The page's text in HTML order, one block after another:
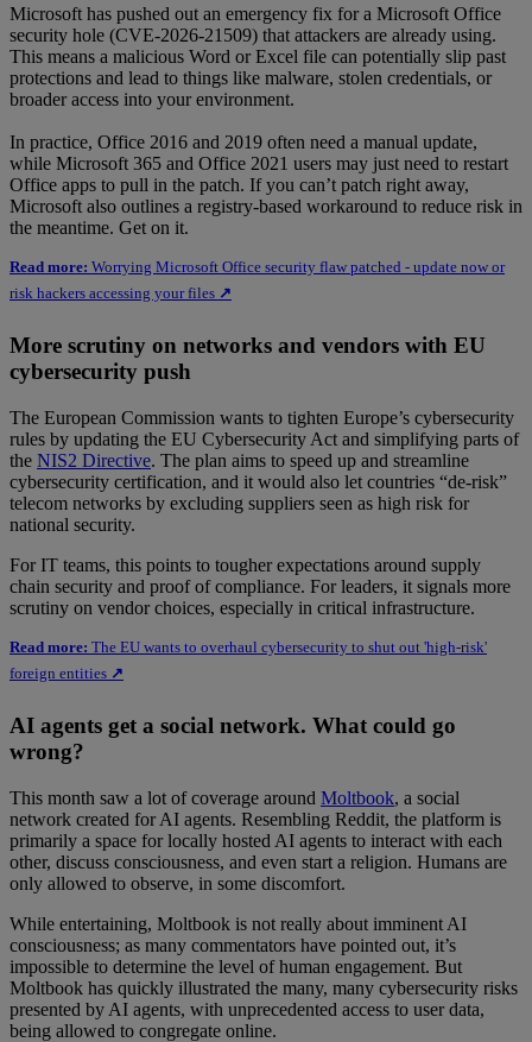
Microsoft has pushed out an emergency fix for a Microsoft Office
security hole (CVE-2026-21509) that attackers are already using.
This means a malicious Word or Excel file can potentially slip past
protections and lead to things like malware, stolen credentials, or
broader access into your environment.
In practice, Office 2016 and 2019 often need a manual update,
while Microsoft 365 and Office 2021 users may just need to restart
Office apps to pull in the patch. If you can’t patch right away,
Microsoft also outlines a registry-based workaround to reduce risk in
the meantime. Get on it.
Read more: Worrying Microsoft Office security flaw patched - update now or
risk hackers accessing your files ↗
More scrutiny on networks and vendors with EU
cybersecurity push
The European Commission wants to tighten Europe’s cybersecurity
rules by updating the EU Cybersecurity Act and simplifying parts of
the NIS2 Directive. The plan aims to speed up and streamline
cybersecurity certification, and it would also let countries “de-risk”
telecom networks by excluding suppliers seen as high risk for
national security.
For IT teams, this points to tougher expectations around supply
chain security and proof of compliance. For leaders, it signals more
scrutiny on vendor choices, especially in critical infrastructure.
Read more: The EU wants to overhaul cybersecurity to shut out 'high-risk'
foreign entities ↗
AI agents get a social network. What could go
wrong?
This month saw a lot of coverage around Moltbook, a social
network created for AI agents. Resembling Reddit, the platform is
primarily a space for locally hosted AI agents to interact with each
other, discuss consciousness, and even start a religion. Humans are
only allowed to observe, in some discomfort.
While entertaining, Moltbook is not really about imminent AI
consciousness; as many commentators have pointed out, it’s
impossible to determine the level of human engagement. But
Moltbook has quickly illustrated the many, many cybersecurity risks
presented by AI agents, with unprecedented access to user data,
being allowed to congregate online.